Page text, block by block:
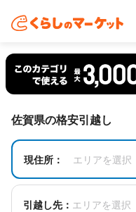
佐賀県の格安引越し
現住所： エリアを選択
引越し先： エリアを選択